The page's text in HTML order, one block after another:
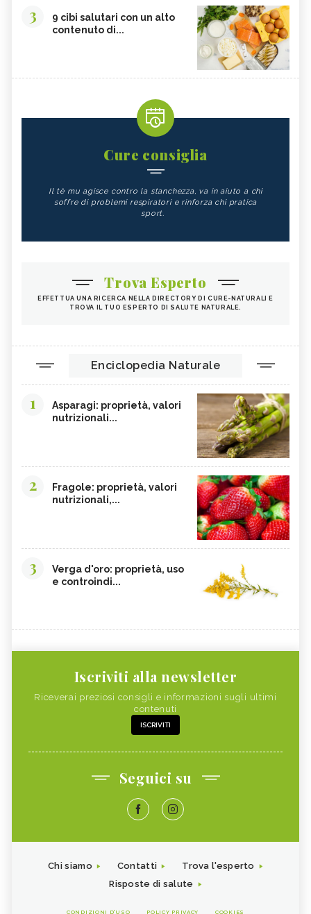
3
9 cibi salutari con un alto
contenuto di...
Cure consiglia
Il tè mu agisce contro la stanchezza, va in aiuto a chi
soffre di problemi respiratori e rinforza chi pratica
sport.
Trova Esperto
EFFETTUA UNA RICERCA NELLA DIRECTORY DI CURE-NATURALI E
TROVA IL TUO ESPERTO DI SALUTE NATURALE.
Enciclopedia Naturale
1
Asparagi: proprietà, valori
nutrizionali...
2
Fragole: proprietà, valori
nutrizionali,...
3
Verga d'oro: proprietà, uso
e controindi...
Iscriviti alla newsletter
Riceverai preziosi consigli e informazioni sugli ultimi
contenuti
ISCRIVITI
Seguici su
Chi siamo Contatti
Trova l'esperto
Risposte di salute
CONDIZIONI D'USO POLICY PRIVACY COOKIES